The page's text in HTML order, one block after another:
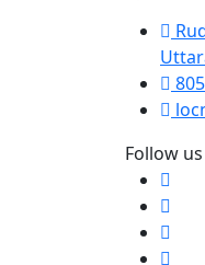
Follow us